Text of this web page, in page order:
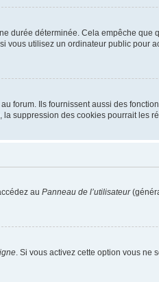
durée déterminée. Cela empêche que
vous utilisez un ordinateur public pour
forum. Ils fournissent aussi des
suppression des cookies pourrait les
au Panneau de l’utilisateur
. Si vous activez cette option vous